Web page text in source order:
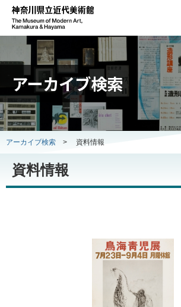
アーカイブ検索
アーカイブ検索 > 資料情報
資料情報